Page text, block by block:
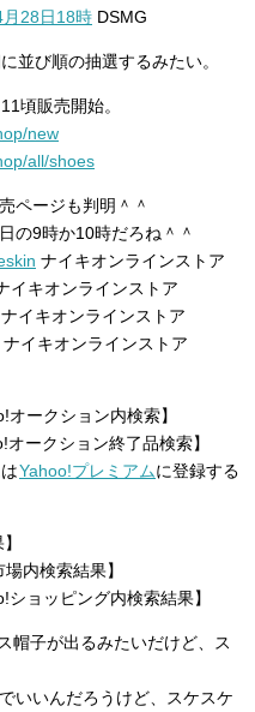
28日18時 DSMG
並び順の抽選するみたい。
頃販売開始。
new
all/shoes
ページも判明＾＾
の9時か10時だろね＾＾
ナイキオンラインストア
イキオンラインストア
ナイキオンラインストア
ナイキオンラインストア
オークション内検索】
オークション終了品検索】
Yahoo!プレミアムに登録する
場内検索結果】
ショッピング内検索結果】
帽子が出るみたいだけど、ス
いいんだろうけど、スケスケ